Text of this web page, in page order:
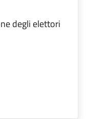
degli elettori